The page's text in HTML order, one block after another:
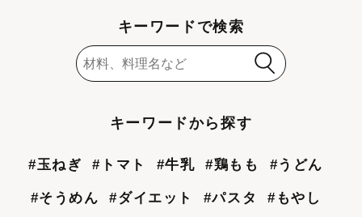
キーワードで検索
キーワードから探す
#玉ねぎ #トマト #牛乳 #鶏もも #うどん
#そうめん #ダイエット #パスタ #もやし